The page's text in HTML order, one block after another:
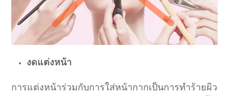
งดแต่งหน้า
การแต่งหน้าร่วมกับการใส่หน้ากากเป็นการทำร้ายผิว